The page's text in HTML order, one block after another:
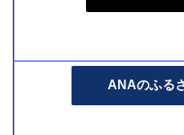
ANAのふる